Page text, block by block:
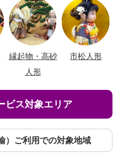
縁起物・高砂
人形
市松人形
ビス対象エリア
）ご利用での対象地域